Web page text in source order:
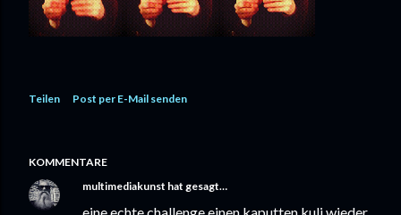
Teilen Post per E-Mail senden
KOMMENTARE
multimediakunst hat gesagt…